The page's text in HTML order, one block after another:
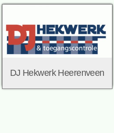
DJ Hekwerk Heerenveen